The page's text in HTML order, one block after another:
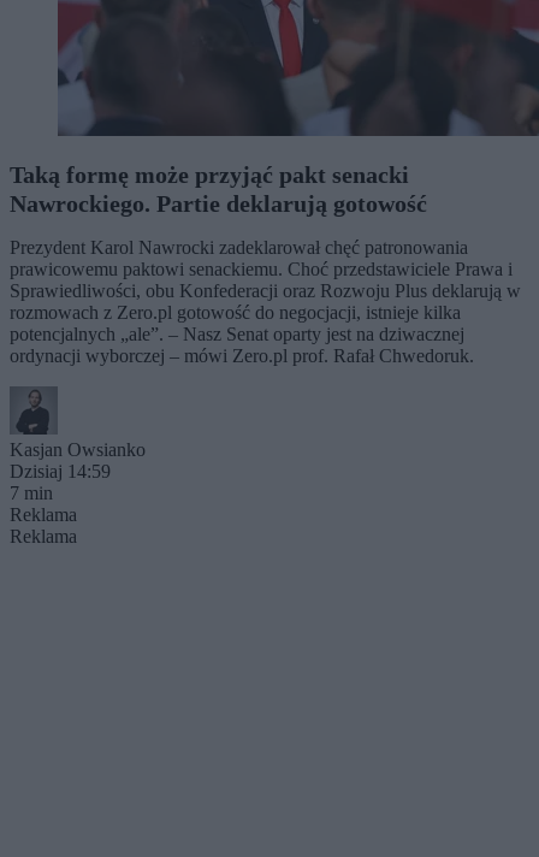
Taką formę może przyjąć pakt senacki
Nawrockiego. Partie deklarują gotowość
Prezydent Karol Nawrocki zadeklarował chęć patronowania
prawicowemu paktowi senackiemu. Choć przedstawiciele Prawa i
Sprawiedliwości, obu Konfederacji oraz Rozwoju Plus deklarują w
rozmowach z Zero.pl gotowość do negocjacji, istnieje kilka
potencjalnych „ale”. – Nasz Senat oparty jest na dziwacznej
ordynacji wyborczej – mówi Zero.pl prof. Rafał Chwedoruk.
Kasjan Owsianko
Dzisiaj 14:59
7 min
Reklama
Reklama